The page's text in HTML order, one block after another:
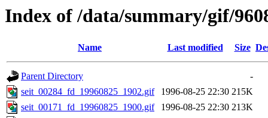
Index of /data/summary/gif/
Name Last modified Size
Parent Directory
-
seit_00284_fd_19960825_1902.gif
1996-08-25 22:30 215K
seit_00171_fd_19960825_1900.gif
1996-08-25 22:30 213K